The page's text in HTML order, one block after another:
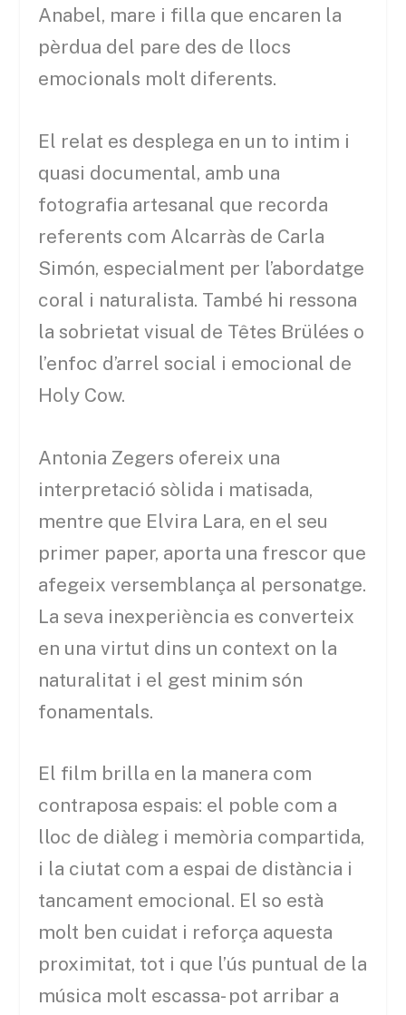
Anabel, mare i filla que encaren la
pèrdua del pare des de llocs
emocionals molt diferents.
El relat es desplega en un to intim i
quasi documental, amb una
fotografia artesanal que recorda
referents com Alcarràs de Carla
Simón, especialment per l’abordatge
coral i naturalista. També hi ressona
la sobrietat visual de Têtes Brülées o
l’enfoc d’arrel social i emocional de
Holy Cow.
Antonia Zegers ofereix una
interpretació sòlida i matisada,
mentre que Elvira Lara, en el seu
primer paper, aporta una frescor que
afegeix versemblança al personatge.
La seva inexperiència es converteix
en una virtut dins un context on la
naturalitat i el gest minim són
fonamentals.
El film brilla en la manera com
contraposa espais: el poble com a
lloc de diàleg i memòria compartida,
i la ciutat com a espai de distància i
tancament emocional. El so està
molt ben cuidat i reforça aquesta
proximitat, tot i que l’ús puntual de la
música molt escassa- pot arribar a